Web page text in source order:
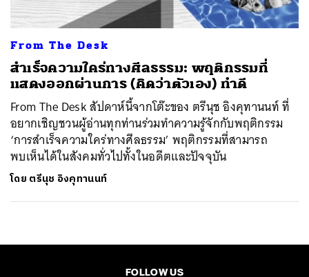
From The Desk
สำเร็จความใคร่ทางศีลธรรม: พฤติกรรมที่
แสดงออกผ่านการ (คิดว่าตัวเอง) ทำดี
From The Desk สัปดาห์นี้จากโต๊ะของ ตรีนุช อิงคุทานนท์ ที่
อยากเชิญชวนผู้อ่านทุกท่านร่วมทำความรู้จักกับพฤติกรรม
‘การสำเร็จความใคร่ทางศีลธรรม’ พฤติกรรมที่สามารถ
พบเห็นได้ในสังคมทั่วไปทั้งในอดีตและปัจจุบัน
โดย ตรีนุช อิงคุทานนท์
FOLLOW US
SHARE TWEET LINE EMAIL